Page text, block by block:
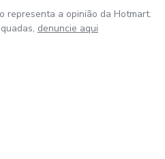
representa a opinião da Hotmart.
denuncie aqui